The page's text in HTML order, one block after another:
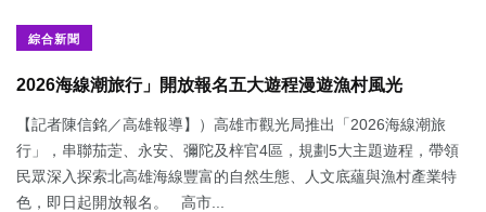
綜合新聞
2026海線潮旅行」開放報名五大遊程漫遊漁村風光
【記者陳信銘／高雄報導】）高雄市觀光局推出「2026海線潮旅
行」，串聯茄萣、永安、彌陀及梓官4區，規劃5大主題遊程，帶領
民眾深入探索北高雄海線豐富的自然生態、人文底蘊與漁村產業特
色，即日起開放報名。 高市...